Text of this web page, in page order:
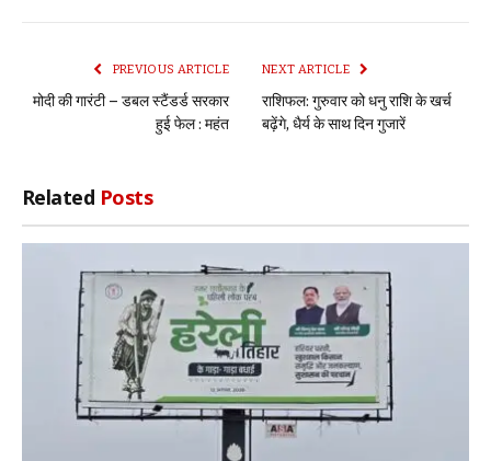
PREVIOUS ARTICLE
मोदी की गारंटी – डबल स्टैंडर्ड सरकार
हुई फेल : महंत
NEXT ARTICLE
राशिफल: गुरुवार को धनु राशि के खर्च
बढ़ेंगे, धैर्य के साथ दिन गुजारें
Related Posts